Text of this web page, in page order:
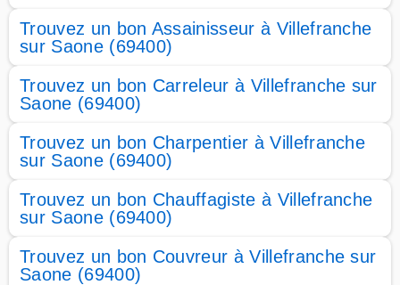
Trouvez un bon Assainisseur à Villefranche
sur Saone (69400)
Trouvez un bon Carreleur à Villefranche sur
Saone (69400)
Trouvez un bon Charpentier à Villefranche
sur Saone (69400)
Trouvez un bon Chauffagiste à Villefranche
sur Saone (69400)
Trouvez un bon Couvreur à Villefranche sur
Saone (69400)